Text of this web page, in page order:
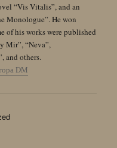
“Vis Vitalis”, and an
Monologue”. He won
of his works were published
Mir”, “Neva”,
and others.
DM